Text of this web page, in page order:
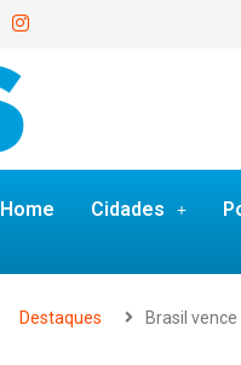
Home Cidades
Destaques Brasil vence